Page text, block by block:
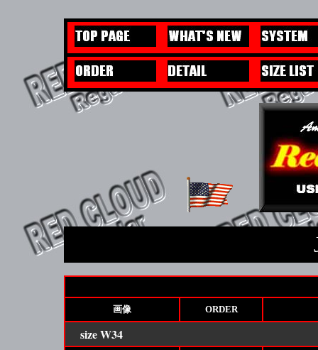
画像 ORDER
sizeW34